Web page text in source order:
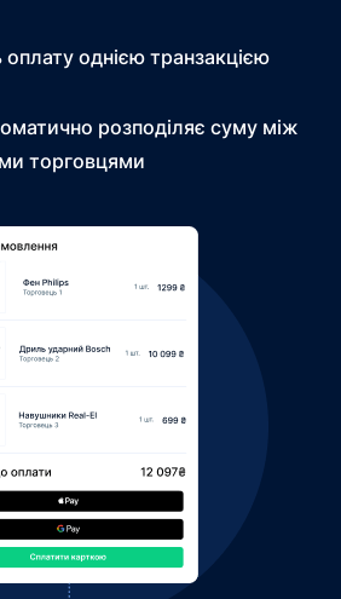
однією транзакцією
розподіляє суму між
торговцями